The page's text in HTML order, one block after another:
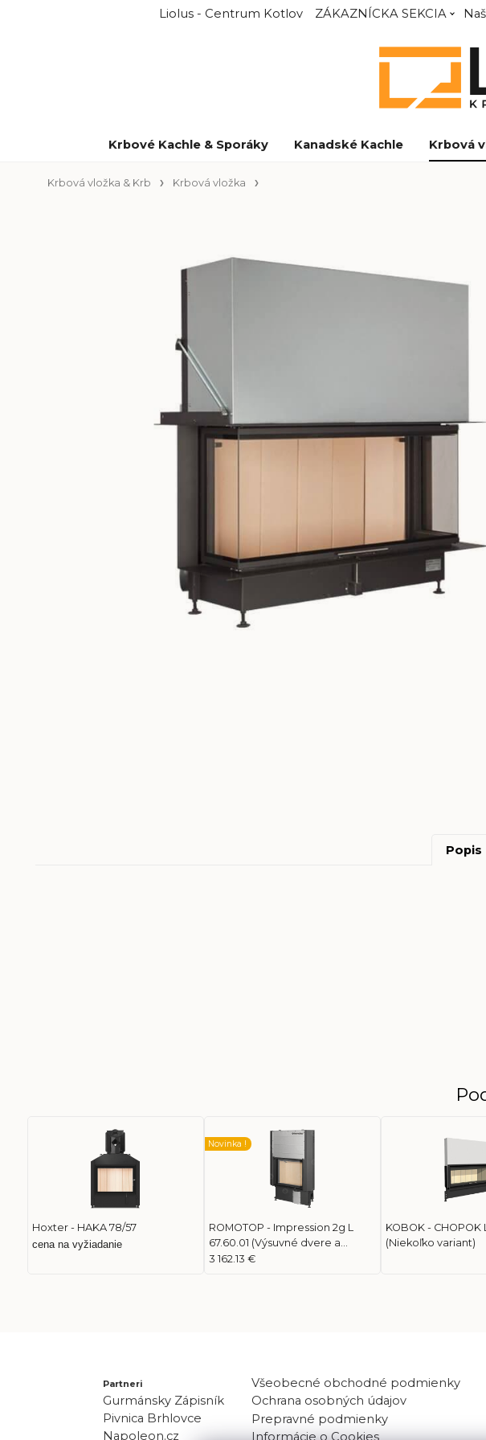
Liolus - Centrum Kotlov ZÁKAZNÍCKA SEKCIA
Krbové Kachle & Sporáky Kanadské Kachle Krbová
Krbová vložka & Krb Krbová vložka
Popis
Hoxter - HAKA 78/57
cena na vyžiadanie
ROMOTOP - Impression 2g L
67.60.01 (Výsuvné dvere a
dvojité presklenie)
Novinka !
3 162.13 €
KOBOK - CHOPOK
(Niekoľko variant)
Partneri
Gurmánsky Zápisník
Pivnica Brhlovce
Napoleon.cz
Všeobecné obchodné podmienky
Ochrana osobných údajov
Prepravné podmienky
Informácie o Cookies